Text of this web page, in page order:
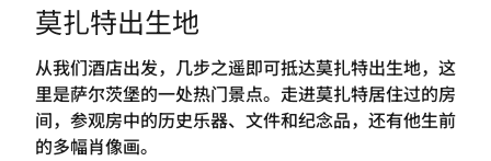
莫扎特出生地
从我们酒店出发，几步之遥即可抵达莫扎特出生地，这
里是萨尔茨堡的一处热门景点。走进莫扎特居住过的房
间，参观房中的历史乐器、文件和纪念品，还有他生前
的多幅肖像画。